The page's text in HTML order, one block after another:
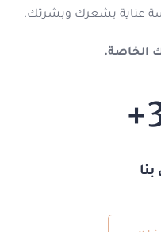
عناية بشعرك وبشرتك.
الخاصة.
+